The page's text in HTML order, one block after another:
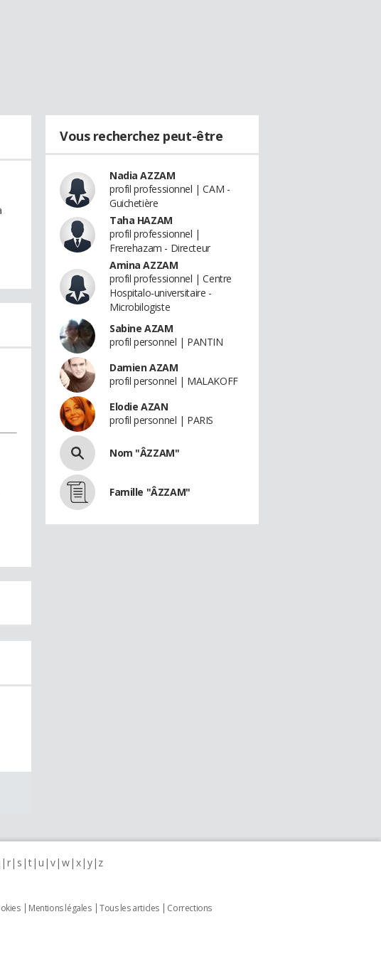
Vous recherchez peut-être
Nadia AZZAM
profil professionnel | CAM -
Guichetière
Taha HAZAM
profil professionnel |
Frerehazam - Directeur
Amina AZZAM
profil professionnel | Centre
Hospitalo-universitaire -
Microbilogiste
Sabine AZAM
profil personnel | PANTIN
Damien AZAM
profil personnel | MALAKOFF
Elodie AZAN
profil personnel | PARIS
Nom "ÂZZAM"
Famille "ÂZZAM"
r s t u v w x y z
Mentions légales Tous les articles
Corrections